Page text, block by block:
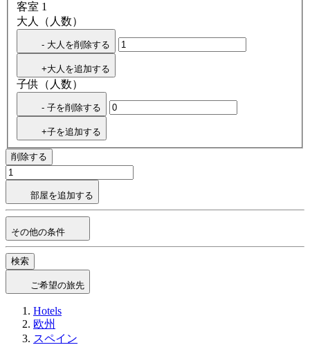
客室 1
大人（人数）
- 大人を削除する
+大人を追加する
子供（人数）
- 子を削除する
+子を追加する
削除する
部屋を追加する
その他の条件
検索
ご希望の旅先
Hotels
欧州
スペイン